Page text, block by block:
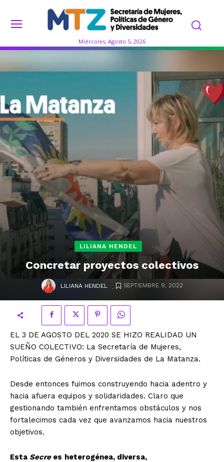
Miércoles, Agosto 5, 2026
LILIANA HENDEL
Concretar proyectos colectivos
LILIANA HENDEL . SEPTIEMBRE 9, 2022
EL 3 DE AGOSTO DEL 2020 SE HIZO REALIDAD UN
SUEÑO COLECTIVO: La Secretaría de Mujeres,
Políticas de Géneros y Diversidades de La Matanza.
Desde entonces fuimos construyendo hacia adentro y
hacia afuera equipos y solidaridades. Claro que
gestionando también enfrentamos obstáculos y nos
fortalecimos cada vez que avanzamos hacia nuestros
objetivos.
Esta Secre es heterogénea, diversa,